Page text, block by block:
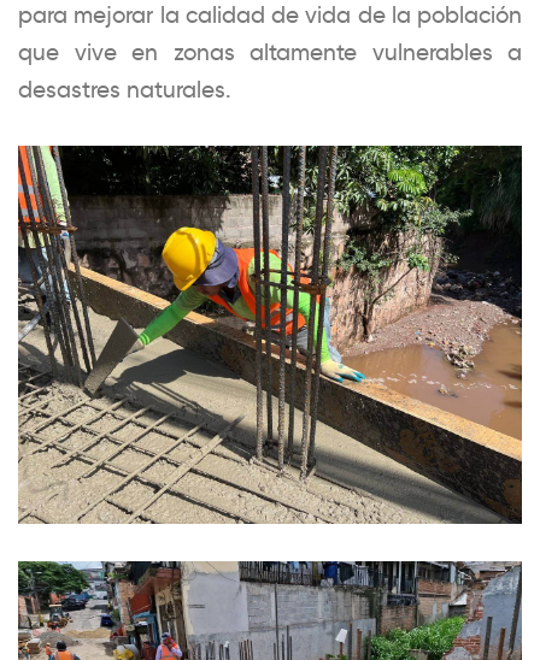
para mejorar la calidad de vida de la población
que vive en zonas altamente vulnerables a
desastres naturales.